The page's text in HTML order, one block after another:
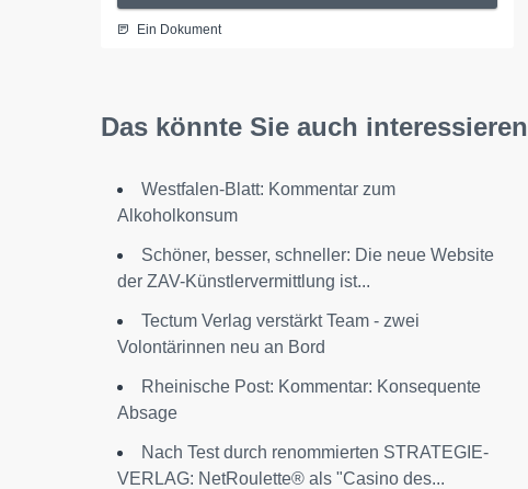
Ein Dokument
Das könnte Sie auch interessieren
Westfalen-Blatt: Kommentar zum
Alkoholkonsum
Schöner, besser, schneller: Die neue Website
der ZAV-Künstlervermittlung ist...
Tectum Verlag verstärkt Team - zwei
Volontärinnen neu an Bord
Rheinische Post: Kommentar: Konsequente
Absage
Nach Test durch renommierten STRATEGIE-
VERLAG: NetRoulette® als "Casino des...